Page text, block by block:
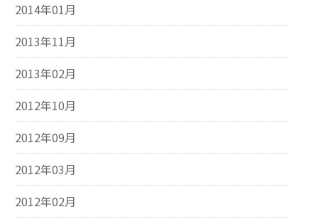
2014年01月
2013年11月
2013年02月
2012年10月
2012年09月
2012年03月
2012年02月